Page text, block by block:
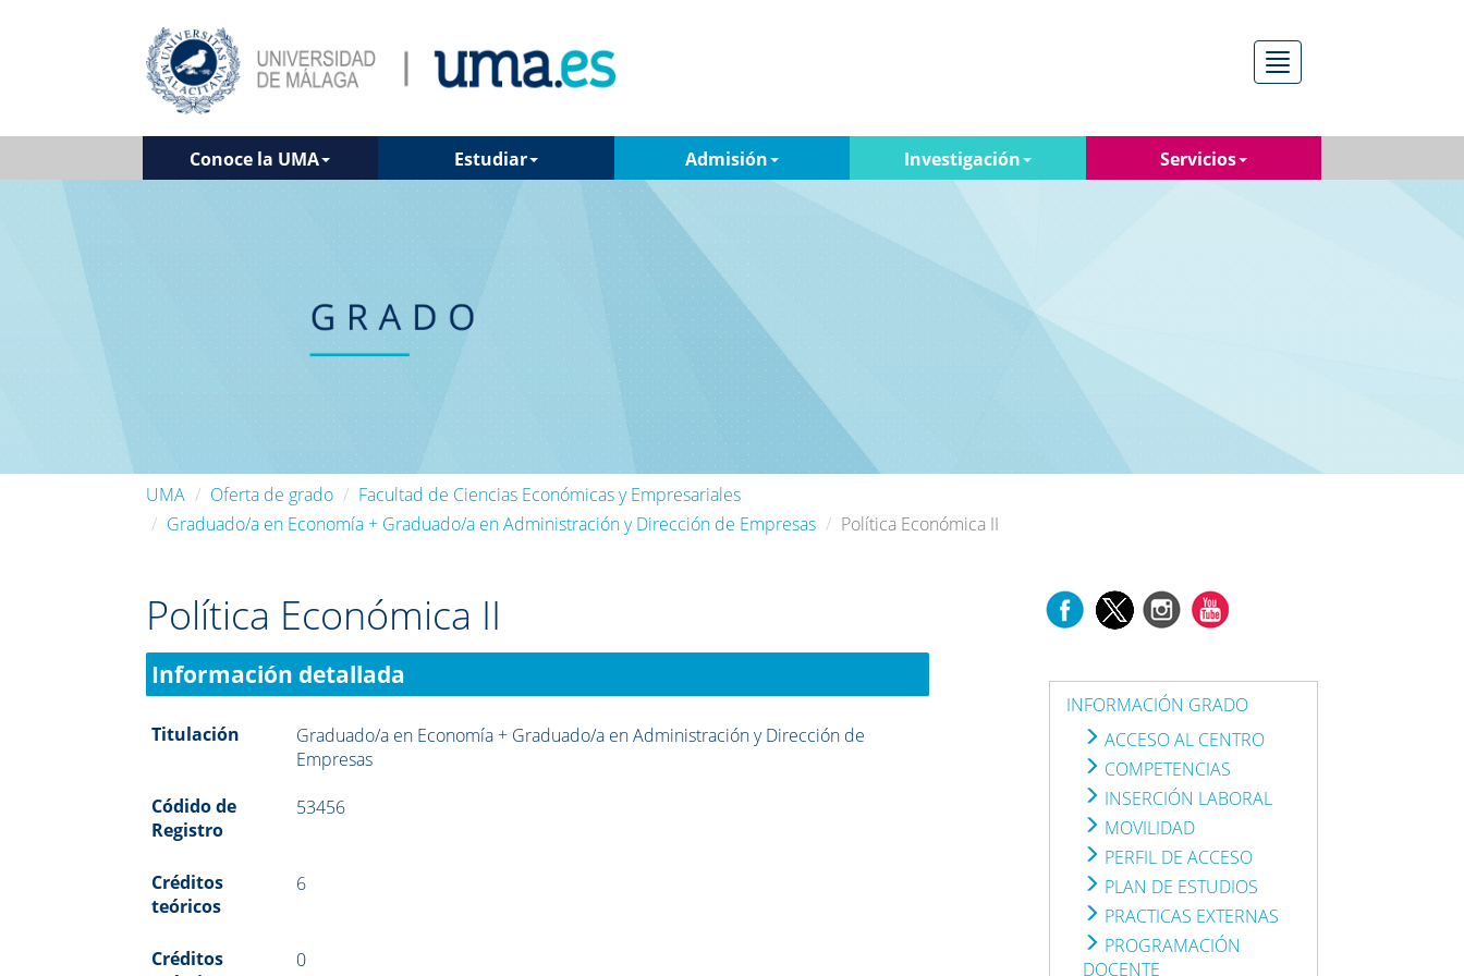
Menú
Conoce la UMA Estudiar Admisión Investigación Servicios
UMA Oferta de grado
Facultad de Ciencias Económicas y Empresariales
Graduado/a en Economía + Graduado/a en Administración y Dirección de Empresas
Política Económica II
Política Económica II
Información detallada
Titulación
Graduado/a en Economía + Graduado/a en Administración y Dirección de
Empresas
Códido de
Registro
53456
Créditos
teóricos
6
Créditos
0
INFORMACIÓN GRADO
ACCESO AL CENTRO
COMPETENCIAS
INSERCIÓN LABORAL
MOVILIDAD
PERFIL DE ACCESO
PLAN DE ESTUDIOS
PRACTICAS EXTERNAS
PROGRAMACIÓN
DOCENTE